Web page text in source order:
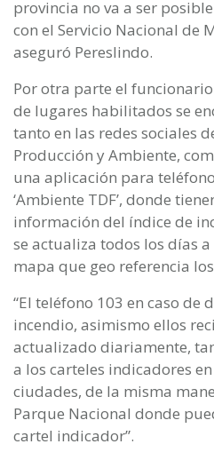
provincia no va a ser
con el Servicio Nacional de
aseguró Pereslindo.
Por otra parte el
de lugares habilitados se
tanto en las redes sociales
Producción y Ambiente,
una aplicación para
‘Ambiente TDF’, donde
información del índice de
se actualiza todos los días
mapa que geo referencia
“El teléfono 103 en caso de
incendio, asimismo ellos
actualizado diariamente,
a los carteles indicadores
ciudades, de la misma
Parque Nacional donde
cartel indicador”.